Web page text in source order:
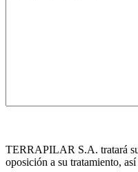
TERRAPILAR S.A. tratará
oposición a su tratamiento,